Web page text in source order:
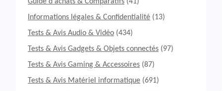
v
i
P
C
o
t
Informations légales & Confidentialité (13)
Tests & Avis Audio & Vidéo (434)
Tests & Avis Gadgets & Objets connectés (97)
Tests & Avis Gaming & Accessoires (87)
Tests & Avis Matériel informatique (691)